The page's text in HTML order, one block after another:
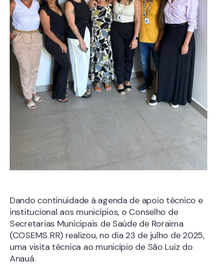
Dando continuidade à agenda de apoio técnico e
institucional aos municípios, o Conselho de
Secretarias Municipais de Saúde de Roraima
(COSEMS RR) realizou, no dia 23 de julho de 2025,
uma visita técnica ao município de São Luiz do
Anauá.